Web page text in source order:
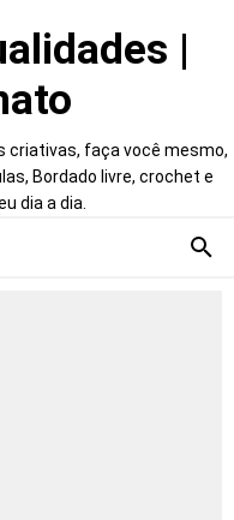
|
criativas, faça você mesmo,
Bordado livre, crochet e
dia a dia.